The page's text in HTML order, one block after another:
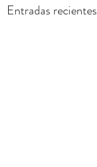
Entradas recientes